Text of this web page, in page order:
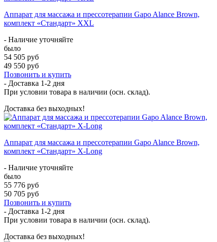
Аппарат для массажа и прессотерапии Gapo Alance Brown,
комплект «Стандарт» XXL
- Наличие уточняйте
было
54 505 руб
49 550 руб
Позвонить и купить
- Доставка 1-2 дня
При условии товара в наличии (осн. склад).
Доставка без выходных!
Аппарат для массажа и прессотерапии Gapo Alance Brown,
комплект «Стандарт» X-Long
- Наличие уточняйте
было
55 776 руб
50 705 руб
Позвонить и купить
- Доставка 1-2 дня
При условии товара в наличии (осн. склад).
Доставка без выходных!